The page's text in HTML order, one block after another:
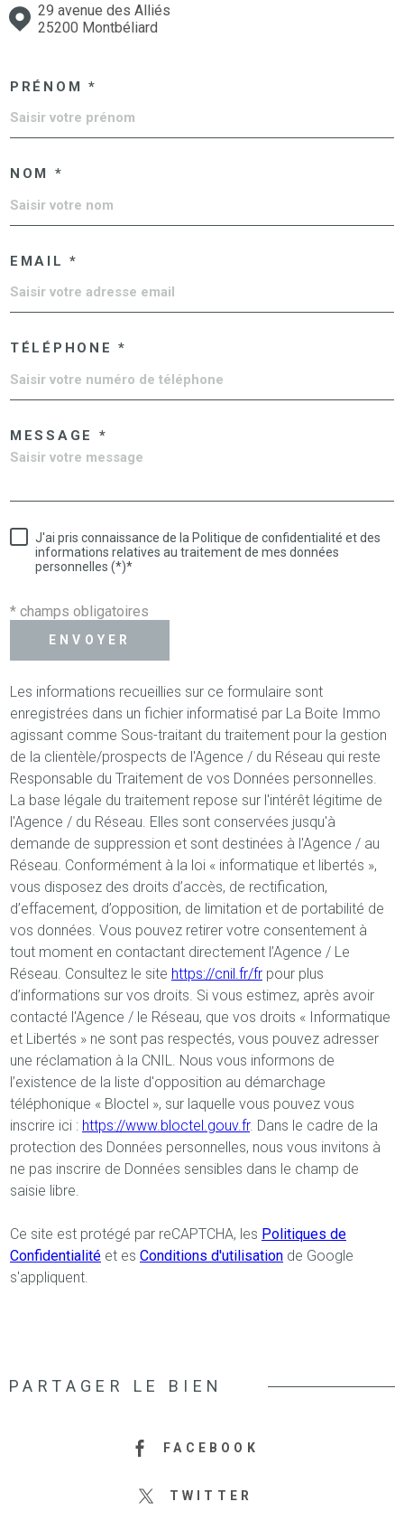
29 avenue des Alliés
25200 Montbéliard
PRÉNOM *
NOM *
EMAIL *
TÉLÉPHONE *
MESSAGE *
J'ai pris connaissance de la Politique de confidentialité et des
informations relatives au traitement de mes données
personnelles (*)*
* champs obligatoires
ENVOYER
Les informations recueillies sur ce formulaire sont
enregistrées dans un fichier informatisé par La Boite Immo
agissant comme Sous-traitant du traitement pour la gestion
de la clientèle/prospects de l'Agence / du Réseau qui reste
Responsable du Traitement de vos Données personnelles.
La base légale du traitement repose sur l'intérêt légitime de
l'Agence / du Réseau. Elles sont conservées jusqu'à
demande de suppression et sont destinées à l'Agence / au
Réseau. Conformément à la loi « informatique et libertés »,
vous disposez des droits d’accès, de rectification,
d’effacement, d’opposition, de limitation et de portabilité de
vos données. Vous pouvez retirer votre consentement à
tout moment en contactant directement l’Agence / Le
Réseau. Consultez le site https://cnil.fr/fr pour plus
d’informations sur vos droits. Si vous estimez, après avoir
contacté l'Agence / le Réseau, que vos droits « Informatique
et Libertés » ne sont pas respectés, vous pouvez adresser
une réclamation à la CNIL. Nous vous informons de
l’existence de la liste d'opposition au démarchage
téléphonique « Bloctel », sur laquelle vous pouvez vous
inscrire ici : https://www.bloctel.gouv.fr. Dans le cadre de la
protection des Données personnelles, nous vous invitons à
ne pas inscrire de Données sensibles dans le champ de
saisie libre.
Ce site est protégé par reCAPTCHA, les Politiques de
Confidentialité et es Conditions d'utilisation de Google
s'appliquent.
PARTAGER LE BIEN
FACEBOOK
TWITTER